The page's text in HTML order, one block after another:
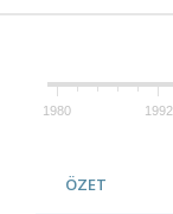
1980 1992
ÖZET